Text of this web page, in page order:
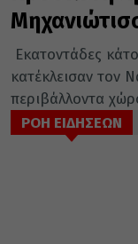
Εκατοντάδες
κατέκλεισαν τον
περιβάλλοντα
ΡΟΗ ΕΙΔΗΣΕΩΝ